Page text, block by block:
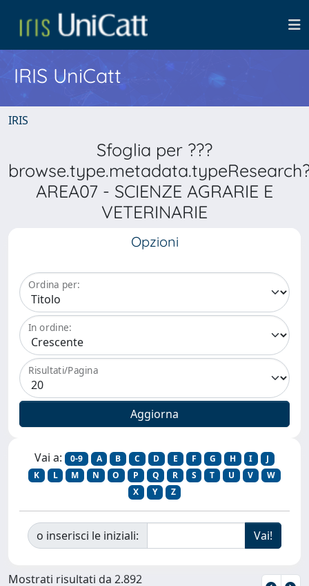
IRIS UniCatt
IRIS
Sfoglia per ???
AREA07 - SCIENZE AGRARIE E
VETERINARIE
Opzioni
Ordina per:
In ordine:
Risultati/Pagina
Vai a: 0-9 A B C D E F G H I
J
K
L M N O P Q R S T U V
W
X
Y Z
o inserisci le iniziali:
Mostrati risultati da 2.892